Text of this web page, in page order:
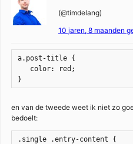
(@timdelang)
10 jaren, 8 maanden
a.post-title {
   color: red;
}
en van de tweede weet ik niet zo
bedoelt:
.single .entry-content {